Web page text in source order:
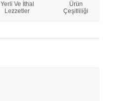
Yerli Ve İthal
Lezzetler
Ürün
Çeşitliliği